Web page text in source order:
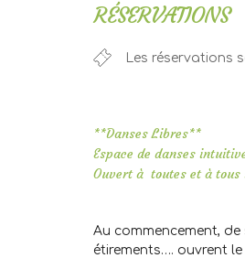
RÉSERVATIONS
Les réservations
**Danses Libres**
Espace de danses
Ouvert à toutes et à tous
Au commencement,
étirements…. ouvrent